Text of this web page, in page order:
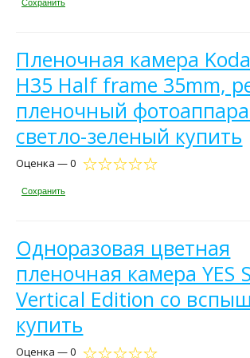
Сохранить
Пленочная камера
H35 Half frame 35mm,
пленочный
светло-зеленый купить
Оценка — 0
Сохранить
Одноразовая цветная
пленочная камера YES
Vertical Edition со
купить
Оценка — 0